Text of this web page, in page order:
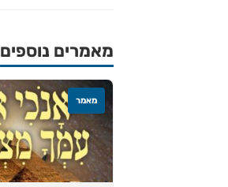
מאמרים נוספים
מאמר